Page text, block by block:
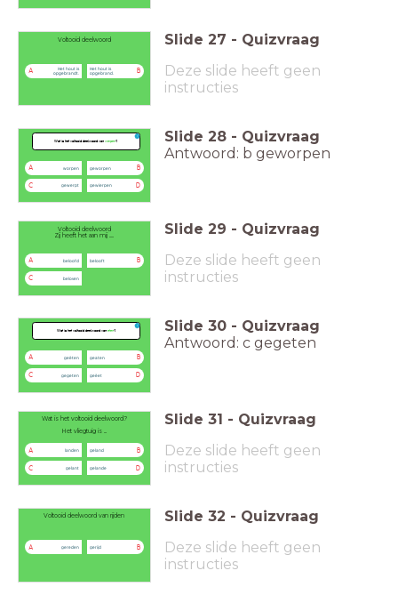
Voltooid deelwoord
A
Het hout is
opgebrandt.
B
Het hout is
opgebrand.
Slide 27 - Quizvraag
Deze slide heeft geen
instructies
Wat is het voltooid deelwoord vanwerpen?
A worpen B
geworpen
C gewerpt D
gewierpen
Slide 28 - Quizvraag
Antwoord: b geworpen
Voltooid deelwoord
Zij heeft het aan mij .....
A beloofd B
belooft
C beloven
Slide 29 - Quizvraag
Deze slide heeft geen
instructies
Wat is het voltooid deelwoord van eten?
A geëten B
geaten
C gegeten D
geëet
Slide 30 - Quizvraag
Antwoord: c gegeten
Wat is het voltooid deelwoord?
Het vliegtuig is ...
A landen B
geland
C gelant D
gelande
Slide 31 - Quizvraag
Deze slide heeft geen
instructies
Voltooid deelwoord van rijden
A gereden B
gerijd
Slide 32 - Quizvraag
Deze slide heeft geen
instructies